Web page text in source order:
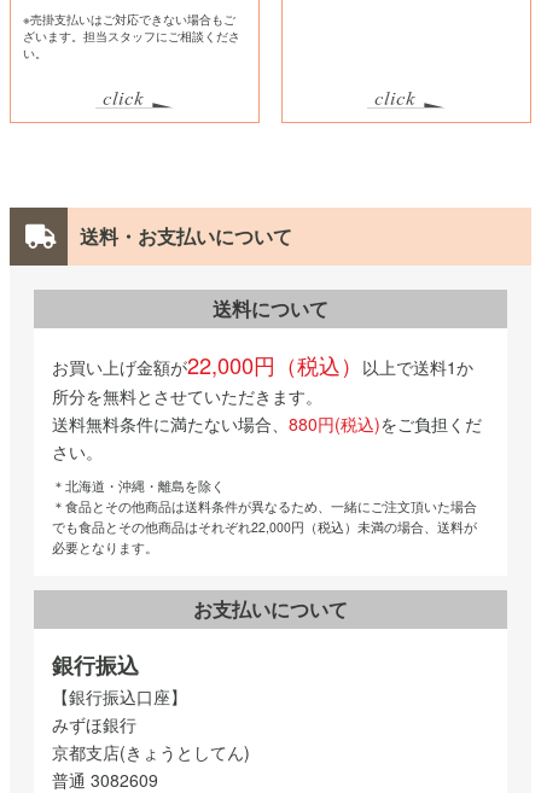
※売掛支払いはご対応できない場合もご
ざいます。担当スタッフにご相談くださ
い。
送料・お支払いについて
送料について
お買い上げ金額が22,000円（税込） 以上で送料1か
所分を無料とさせていただきます。
送料無料条件に満たない場合、 880円(税込)をご負担くだ
さい。
＊北海道・沖縄・離島を除く
＊食品とその他商品は送料条件が異なるため、一緒にご注文頂いた場合
でも食品とその他商品はそれぞれ22,000円（税込）未満の場合、送料が
必要となります。
お支払いについて
銀行振込
【銀行振込口座】
みずほ銀行
京都支店(きょうとしてん)
普通 3082609